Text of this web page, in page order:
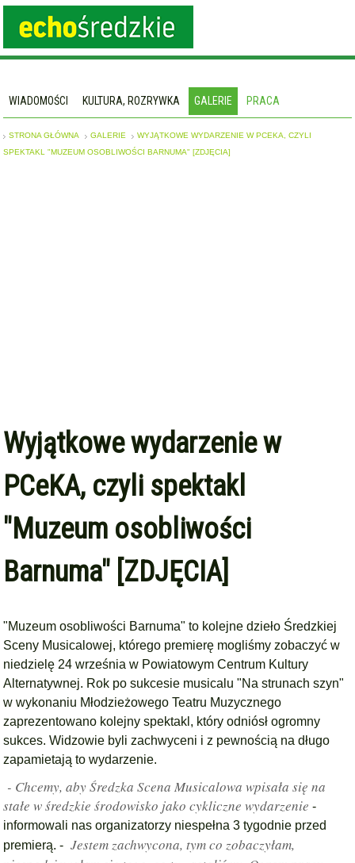
WIADOMOŚCI KULTURA, ROZRYWKA GALERIE PRACA
STRONA GŁÓWNA GALERIE
WYJĄTKOWE WYDARZENIE W PCEKA, CZYLI
SPEKTAKL "MUZEUM OSOBLIWOŚCI BARNUMA" [ZDJĘCIA]
Wyjątkowe wydarzenie w
PCeKA, czyli spektakl
"Muzeum osobliwości
Barnuma" [ZDJĘCIA]
"Muzeum osobliwości Barnuma" to kolejne dzieło Średzkiej
Sceny Musicalowej, którego premierę mogliśmy zobaczyć w
niedzielę 24 września w Powiatowym Centrum Kultury
Alternatywnej. Rok po sukcesie musicalu "Na strunach szyn"
w wykonaniu Młodzieżowego Teatru Muzycznego
zaprezentowano kolejny spektakl, który odniósł ogromny
sukces. Widzowie byli zachwyceni i z pewnością na długo
zapamietają to wydarzenie.
- Chcemy, aby Średzka Scena Musicalowa wpisała się na
stałe w średzkie środowisko jako cykliczne wydarzenie -
informowali nas organizatorzy niespełna 3 tygodnie przed
premierą. - Jestem zachwycona, tym co zobaczyłam,